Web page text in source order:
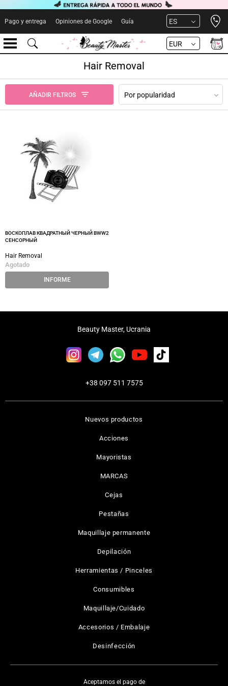
Pago y entrega Opiniones de Google Guía ES
EUR
Hair Removal
AÑADIR FILTROS Por popularidad
ВОСКОПЛАВ КВАДРАТНЫЙ ЧЕРНЫЙ BWW2
СЕНСОРНЫЙ
Hair Removal
Agotado
INFORME
Nuevos productos
Acciones
Mayoristas
MARCAS
Cejas
Pestañas
Maquillaje permanente
Depilación
Herramientas / Pinceles
Consumibles
Maquillaje/Cuidado
Accesorios / Embalaje
Desinfección
Beauty Master, Ucrania
+38 097 511 7575
Aceptamos el pago de